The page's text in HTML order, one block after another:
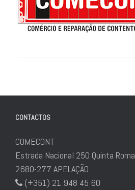
CONTACTOS
COMECONT
Estrada Nacional 250 Quinta Roma
2680-277 APELAÇÃO
(+351) 21 948 45 60